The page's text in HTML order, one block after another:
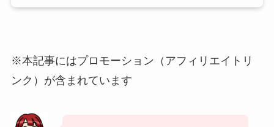
※本記事にはプロモーション（アフィリエイトリ
ンク）が含まれています